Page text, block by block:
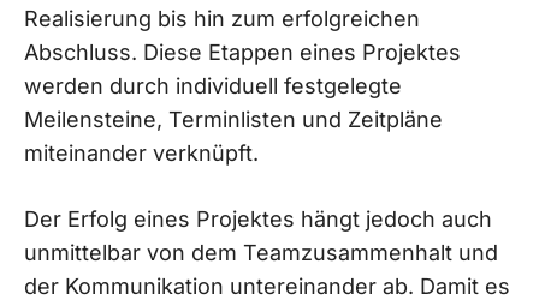
Realisierung bis hin zum erfolgreichen
Abschluss. Diese Etappen eines Projektes
werden durch individuell festgelegte
Meilensteine, Terminlisten und Zeitpläne
miteinander verknüpft.
Der Erfolg eines Projektes hängt jedoch auch
unmittelbar von dem Teamzusammenhalt und
der Kommunikation untereinander ab. Damit es